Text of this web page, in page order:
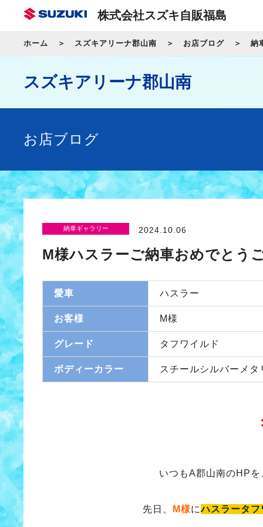
株式会社スズキ自販福島
ホーム スズキアリーナ郡山南 お店ブログ 納
スズキアリーナ郡山南
お店ブログ
納車ギャラリー 2024.10.06
M様ハスラーご納車おめでとう
愛車 ハスラー
お客様 M様
グレード タフワイルド
ボディーカラー スチールシルバーメタ
いつもA郡山南のHP
先日、 M様にハスラータ